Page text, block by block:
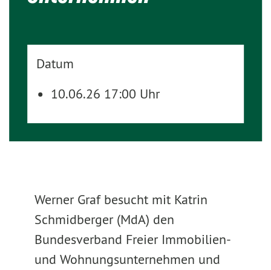
Datum
10.06.26 17:00 Uhr
Werner Graf besucht mit Katrin
Schmidberger (MdA) den
Bundesverband Freier Immobilien-
und Wohnungsunternehmen und